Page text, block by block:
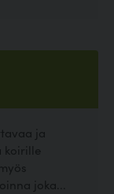
ja
koirille
joka...